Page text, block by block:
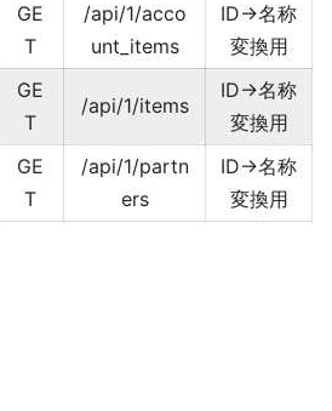
GE
T
/api/1/acco
unt_items
ID→名称
変換用
GE
T
/api/1/items
ID→名称
変換用
GE
T
/api/1/partn
ers
ID→名称
変換用